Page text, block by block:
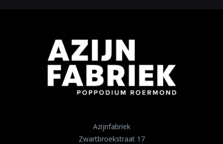
Azijnfabriek
Zwartbroekstraat 17